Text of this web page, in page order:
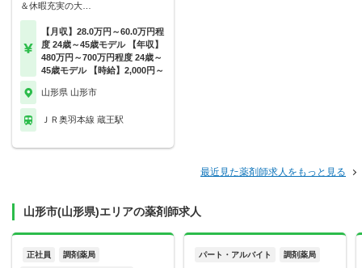
＆休暇充実の大…
【月収】28.0万円～60.0万円程
度 24歳～45歳モデル 【年収】
480万円～700万円程度 24歳～
45歳モデル 【時給】2,000円～
山形県 山形市
ＪＲ奥羽本線 蔵王駅
最近見た薬剤師求人をもっと見る
山形市(山形県)エリアの薬剤師求人
正社員 調剤薬局 パート・アルバイト 調剤薬局